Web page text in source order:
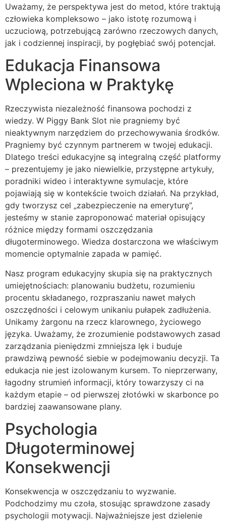
Uważamy, że perspektywa jest do metod, które traktują
człowieka kompleksowo – jako istotę rozumową i
uczuciową, potrzebującą zarówno rzeczowych danych,
jak i codziennej inspiracji, by pogłębiać swój potencjał.
Edukacja Finansowa
Wpleciona w Praktykę
Rzeczywista niezależność finansowa pochodzi z
wiedzy. W Piggy Bank Slot nie pragniemy być
nieaktywnym narzędziem do przechowywania środków.
Pragniemy być czynnym partnerem w twojej edukacji.
Dlatego treści edukacyjne są integralną część platformy
– prezentujemy je jako niewielkie, przystępne artykuły,
poradniki wideo i interaktywne symulacje, które
pojawiają się w kontekście twoich działań. Na przykład,
gdy tworzysz cel „zabezpieczenie na emeryturę”,
jesteśmy w stanie zaproponować materiał opisujący
różnice między formami oszczędzania
długoterminowego. Wiedza dostarczona we właściwym
momencie optymalnie zapada w pamięć.
Nasz program edukacyjny skupia się na praktycznych
umiejętnościach: planowaniu budżetu, rozumieniu
procentu składanego, rozpraszaniu nawet małych
oszczędności i celowym unikaniu pułapek zadłużenia.
Unikamy żargonu na rzecz klarownego, życiowego
języka. Uważamy, że zrozumienie podstawowych zasad
zarządzania pieniędzmi zmniejsza lęk i buduje
prawdziwą pewność siebie w podejmowaniu decyzji. Ta
edukacja nie jest izolowanym kursem. To nieprzerwany,
łagodny strumień informacji, który towarzyszy ci na
każdym etapie – od pierwszej złotówki w skarbonce po
bardziej zaawansowane plany.
Psychologia
Długoterminowej
Konsekwencji
Konsekwencja w oszczędzaniu to wyzwanie.
Podchodzimy mu czoła, stosując sprawdzone zasady
psychologii motywacji. Najważniejsze jest dzielenie